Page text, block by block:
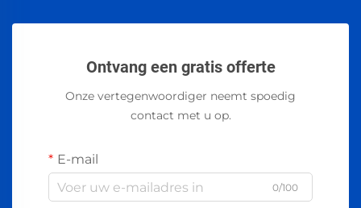
Ontvang een gratis offerte
Onze vertegenwoordiger neemt spoedig
contact met u op.
E-mail
0/100